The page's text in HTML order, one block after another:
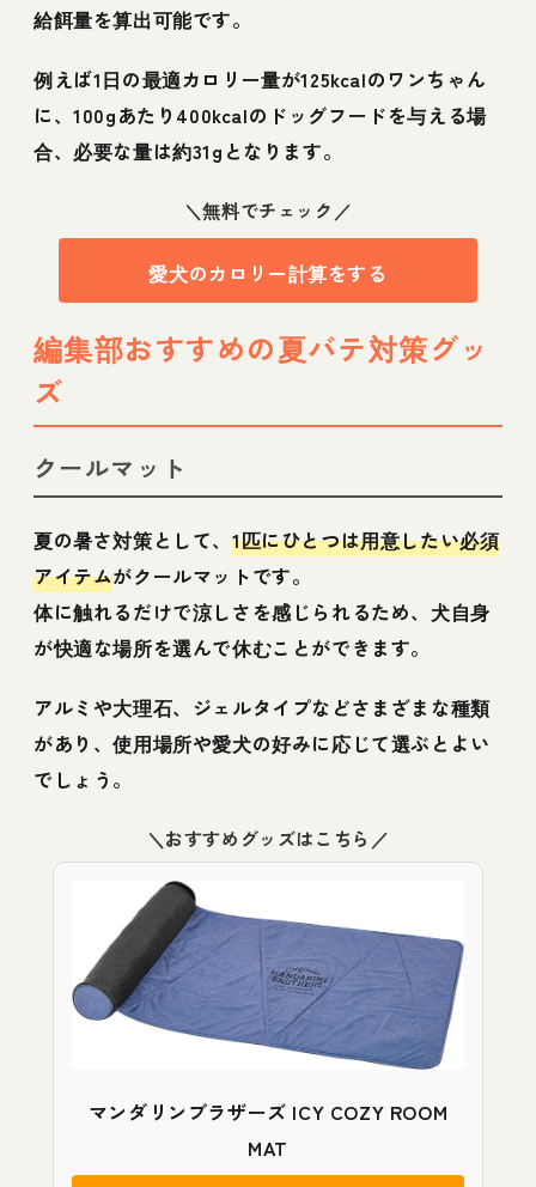
給餌量を算出可能です。
例えば1日の最適カロリー量が125kcalのワンちゃん
に、100gあたり400kcalのドッグフードを与える場
合、必要な量は約31gとなります。
＼無料でチェック／
愛犬のカロリー計算をする
編集部おすすめの夏バテ対策グッ
ズ
クールマット
夏の暑さ対策として、 1匹にひとつは用意したい必須
アイテムがクールマットです。
体に触れるだけで涼しさを感じられるため、犬自身
が快適な場所を選んで休むことができます。
アルミや大理石、ジェルタイプなどさまざまな種類
があり、使用場所や愛犬の好みに応じて選ぶとよい
でしょう。
＼おすすめグッズはこちら／
マンダリンブラザーズ ICY COZY ROOM
MAT